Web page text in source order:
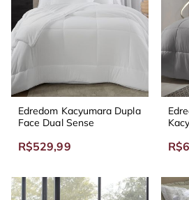
Edredom Kacyumara Dupla
Face Dual Sense
R$529,99